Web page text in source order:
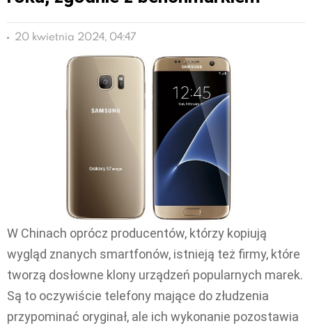
20 kwietnia 2024, 04:47
W Chinach oprócz producentów, którzy kopiują
wygląd znanych smartfonów, istnieją też firmy, które
tworzą dosłowne klony urządzeń popularnych marek.
Są to oczywiście telefony mające do złudzenia
przypominać oryginał, ale ich wykonanie pozostawia